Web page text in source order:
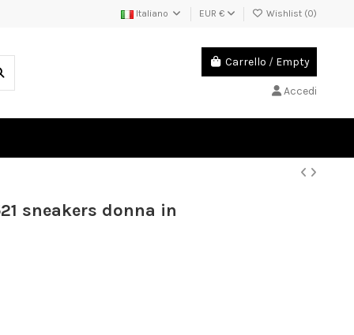
Italiano EUR € Wishlist (0)
Carrello / Empty
Accedi
sneakers donna in